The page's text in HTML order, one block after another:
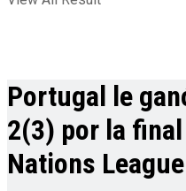
Portugal le
2(3) por la final
Nations League